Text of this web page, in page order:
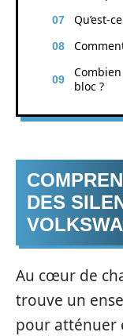
Qu’est-
bloc ?
DES
Au cœur de
trouve un
pour atténuer